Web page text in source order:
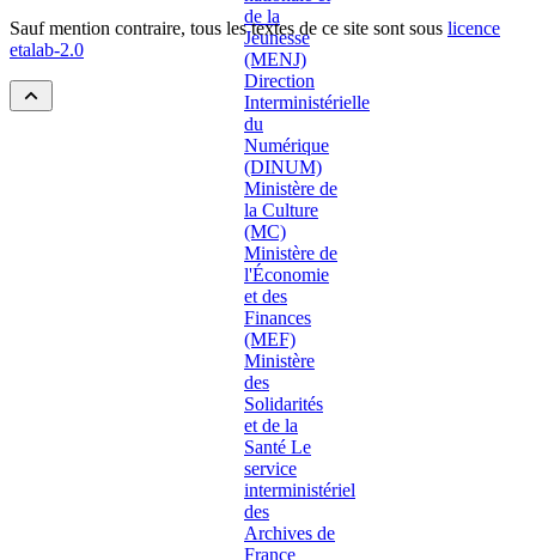
Sauf mention contraire, tous les textes de ce site sont sous licence
etalab-2.0